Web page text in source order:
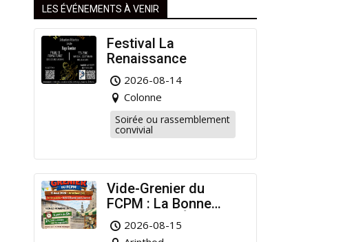
LES ÉVÉNEMENTS À VENIR
Festival La
Renaissance
2026-08-14
Colonne
Soirée ou rassemblement
convivial
Vide-Grenier du
FCPM : La Bonne
Affaire de l’Été à
Arinthod !
2026-08-15